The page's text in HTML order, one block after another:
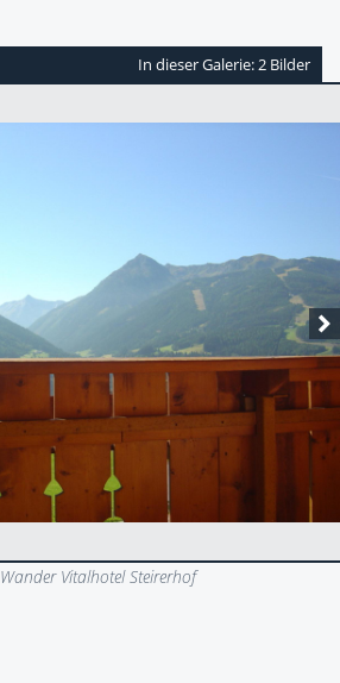
In dieser Galerie: 2 Bilder
Wander Vitalhotel Steirerhof